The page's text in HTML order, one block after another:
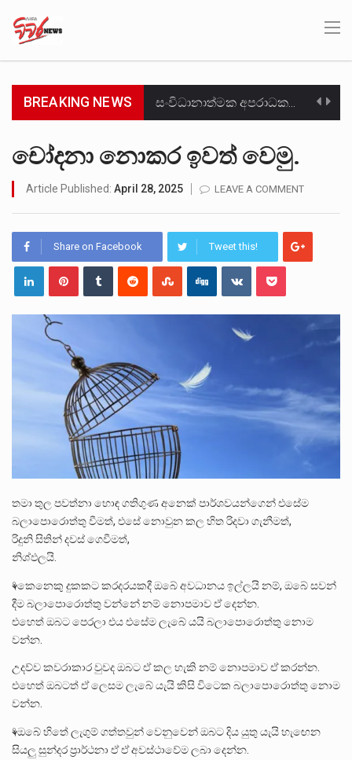
BREAKING NEWS සංවිධානාත්මක අපරාධකරුවකු වන ලොකු පැටිගේ ප්‍රධාන වෙඩික්කරු බවට සැක කරන ගිං ගඟේ ගිල්වා මරා දමා…
බන්ධනාගාර රැදවියන් 1,021 දෙනෙකු ඉකුත් වසර පහක කාලය තුලදී (2020 ජනවාරි 01 සිට 2025 දෙසැම්බර්…
මහර බන්ධනාගාරයේ අද ඇතිවූ සිද්ධියෙන් තුවාල ලැබූ බව කියන රැඳවියන් ගණන ඉහළ ගොස් තිබේ. ඒ…
අගෝස්තු මස දෙවන ඉරිදා ලිට් රූම් සූම් සංවාදය පැවැත්වෙන්නේ "කතා කරන මහ වැව" නම් නකතාවක්…
මේ, දන්නා හඳුනන ලියන්නකුගේ නන්නාඳුනන අඩවියක සැරිසරා ලද ආස්වාදනීය මොහොතක සිංහාවලෝකනයකි .කෙටි කවියක දිගු බර…
චෝදනා නොකර ඉවත් වෙමු.
Article Published: April 28, 2025 LEAVE A COMMENT
Share on Facebook Tweet this!
තමා තුල පවත්නා හොඳ ගතිගුණ අනෙක් පාර්ශවයන්ගෙන් එසේම
බලාපොරොත්තු වීමත්, එසේ නොවුන කල හිත රිදවා ගැනීමත්,
රිදුනි සිතින් දවස් ගෙවීමත්,
නිශ්ඵලයි.
⚘කෙනෙකු දුකකට කරදරයකදී ඔබේ අවධානය ඉල්ලයි නම්, ඔබේ සවන්
දීම බලාපොරොත්තු වන්නේ නම් නොපමාව ඒ දෙන්න.
එහෙත් ඔබට පෙරලා එය එසේම ලැබේ යයි බලාපොරොත්තු නොම
වන්න.
උදව්ව කවරාකාර වුවද ඔබට ඒ කල හැකි නම් නොපමාව ඒ කරන්න.
එහෙත් ඔබටත් ඒ ලෙසම ලැබේ යැයි කිසි විටෙක බලාපොරොත්තු නොම
වන්න.
⚘ඔබේ හිතේ ලැගුම් ගත්තවුන් වෙනුවෙන් ඔබට දිය යුතු යැයි හැඟෙන
සියලු සුන්දර ප්‍රාර්ථනා ඒ ඒ අවස්ථාවේම ලබා දෙන්න.